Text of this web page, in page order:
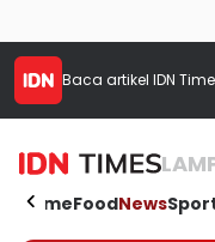
Baca artikel IDN
HomeFoodNews